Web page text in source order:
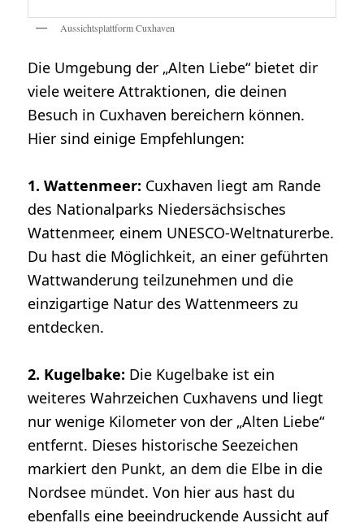
Aussichtsplattform Cuxhaven
Die Umgebung der „Alten Liebe“ bietet dir
viele weitere Attraktionen, die deinen
Besuch in Cuxhaven bereichern können.
Hier sind einige Empfehlungen:
1. Wattenmeer: Cuxhaven liegt am Rande
des Nationalparks Niedersächsisches
Wattenmeer, einem UNESCO-Weltnaturerbe.
Du hast die Möglichkeit, an einer geführten
Wattwanderung teilzunehmen und die
einzigartige Natur des Wattenmeers zu
entdecken.
2. Kugelbake: Die Kugelbake ist ein
weiteres Wahrzeichen Cuxhavens und liegt
nur wenige Kilometer von der „Alten Liebe“
entfernt. Dieses historische Seezeichen
markiert den Punkt, an dem die Elbe in die
Nordsee mündet. Von hier aus hast du
ebenfalls eine beeindruckende Aussicht auf